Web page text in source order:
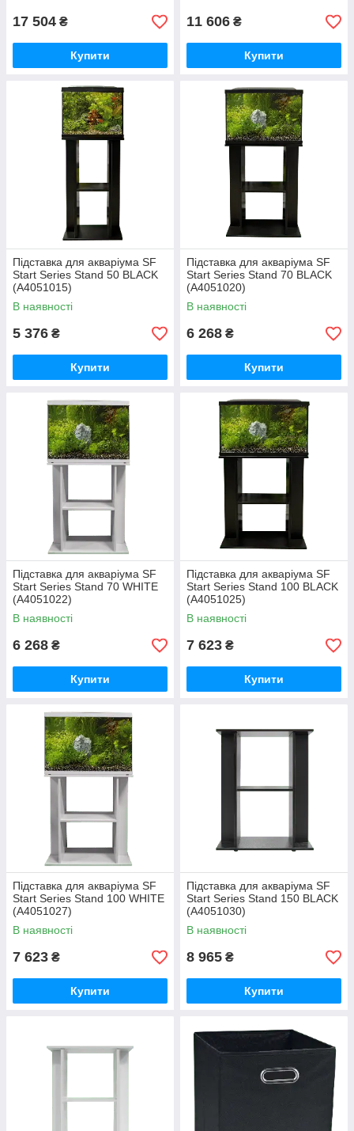
17 504 ₴
Купити
11 606 ₴
Купити
Підставка для акваріума SF
Start Series Stand 50 BLACK
(A4051015)
В наявності
5 376 ₴
Купити
Підставка для акваріума SF
Start Series Stand 70 BLACK
(A4051020)
В наявності
6 268 ₴
Купити
Підставка для акваріума SF
Start Series Stand 70 WHITE
(A4051022)
В наявності
6 268 ₴
Купити
Підставка для акваріума SF
Start Series Stand 100 BLACK
(A4051025)
В наявності
7 623 ₴
Купити
Підставка для акваріума SF
Start Series Stand 100 WHITE
(A4051027)
В наявності
7 623 ₴
Купити
Підставка для акваріума SF
Start Series Stand 150 BLACK
(A4051030)
В наявності
8 965 ₴
Купити